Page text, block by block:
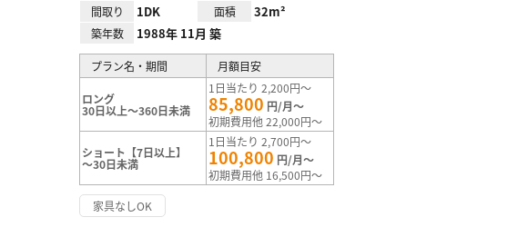
間取り 1DK 面積 32m²
築年数 1988年 11月 築
プラン名・期間 月額目安
ロング
30日以上～360日未満
1日当たり 2,200円～
85,800 円/月～
初期費用他 22,000円～
ショート【7日以上】
～30日未満
1日当たり 2,700円～
100,800 円/月～
初期費用他 16,500円～
家具なしOK